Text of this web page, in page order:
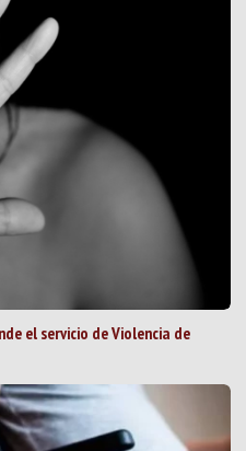
el servicio de Violencia de